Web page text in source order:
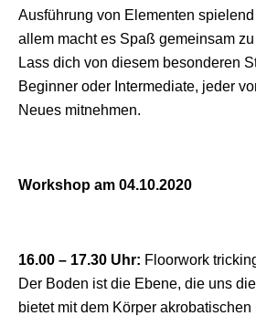
Ausführung von Elementen
allem macht es Spaß gemeinsam zu
Lass dich von diesem besonderen
Beginner oder Intermediate, jeder
Neues mitnehmen.
Workshop am 04.10.2020
16.00 – 17.30 Uhr: Floorwork
Der Boden ist die Ebene, die uns
bietet mit dem Körper